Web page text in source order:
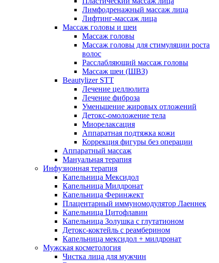
Лимфодренажный массаж лица
Лифтинг-массаж лица
Массаж головы и шеи
Массаж головы
Массаж головы для стимуляции роста
волос
Расслабляющий массаж головы
Массаж шеи (ШВЗ)
Beautylizer STT
Лечение целлюлита
Лечение фиброза
Уменьшение жировых отложений
Детокс-омоложение тела
Миорелаксация
Аппаратная подтяжка кожи
Коррекция фигуры без операции
Аппаратный массаж
Мануальная терапия
Инфузионная терапия
Капельница Мексидол
Капельница Милдронат
Капельница Феринжект
Плацентарный иммуномодулятор Лаеннек
Капельница Цитофлавин
Капельница Золушка с глутатионом
Детокс-коктейль с реамберином
Капельница мексидол + милдронат
Мужская косметология
Чистка лица для мужчин